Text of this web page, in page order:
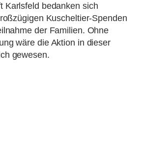
Karlsfeld bedanken sich
Kuscheltier-Spenden
der Familien. Ohne
wäre die Aktion in dieser
gewesen.